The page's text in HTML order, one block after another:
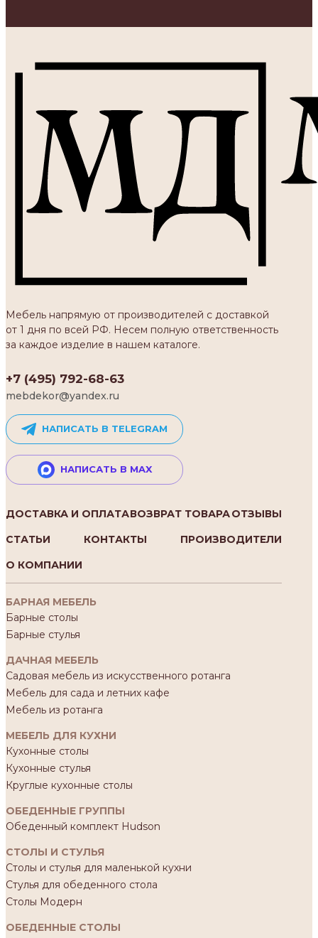
Мебель напрямую от производителей с доставкой
от 1 дня по всей РФ. Несем полную ответственность
за каждое изделие в нашем каталоге.
+7 (495) 792-68-63
mebdekor@yandex.ru
НАПИСАТЬ В TELEGRAM
НАПИСАТЬ В MAX
ДОСТАВКА И ОПЛАТАВОЗВРАТ ТОВАРАОТЗЫВЫ
СТАТЬИ
КОНТАКТЫ
ПРОИЗВОДИТЕЛИ
О КОМПАНИИ
БАРНАЯ МЕБЕЛЬ
Барные столы
Барные стулья
ДАЧНАЯ МЕБЕЛЬ
Садовая мебель из искусственного ротанга
Мебель для сада и летних кафе
Мебель из ротанга
МЕБЕЛЬ ДЛЯ КУХНИ
Кухонные столы
Кухонные стулья
Круглые кухонные столы
ОБЕДЕННЫЕ ГРУППЫ
Обеденный комплект Hudson
СТОЛЫ И СТУЛЬЯ
Столы и стулья для маленькой кухни
Стулья для обеденного стола
Столы Модерн
ОБЕДЕННЫЕ СТОЛЫ